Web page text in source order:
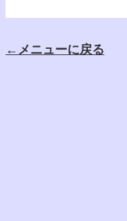
←メニューに戻る